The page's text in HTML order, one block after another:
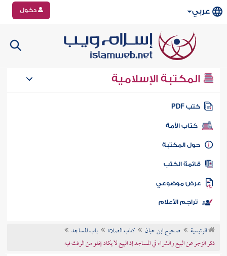
عربي دخول
المكتبة الإسلامية
كتب PDF
كتاب الأمة
المكتبة
الكتب
موضوعي
تراجم الأعلام
الرئيسية صحيح ابن حبان كتاب الصلاة
باب المساجد
ذكر الزجر عن البيع والشراء في المساجد إذ البيع لا يكاد يخلو من الرفث فيه